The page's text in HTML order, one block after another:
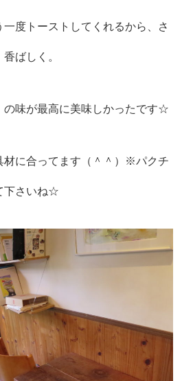
度トーストしてくれるから、さ
ばしく。
の味が最高に美味しかったです☆
材に合ってます（＾＾）※パクチ
下さいね☆